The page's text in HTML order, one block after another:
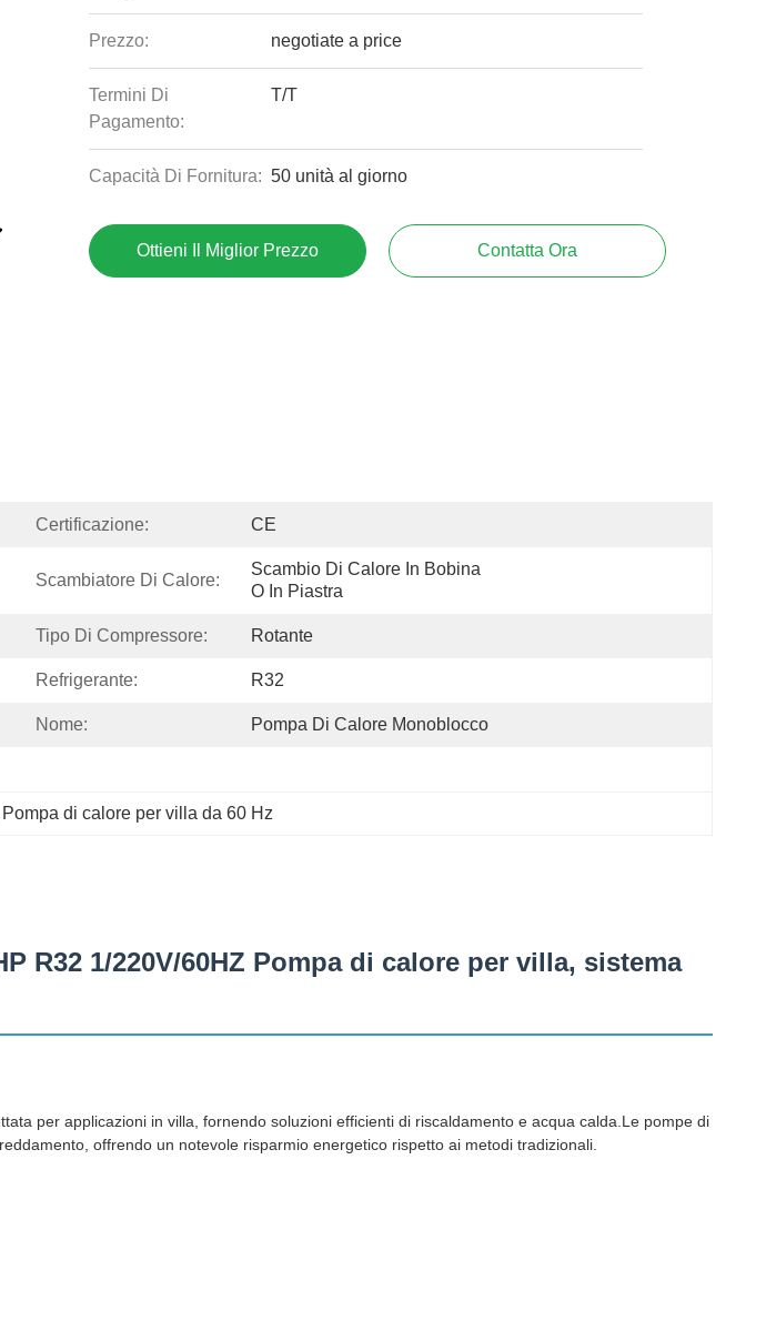
Prezzo: negotiate a price
Termini Di
Pagamento:
T/T
Capacità Di Fornitura: 50 unità al giorno
Ottieni Il Miglior Prezzo Contatta Ora
Certificazione: CE
Scambiatore Di Calore:
Scambio Di Calore In Bobina
O In Piastra
Tipo Di Compressore: Rotante
Refrigerante: R32
Nome: Pompa Di Calore Monoblocco
Pompa di calore per villa da 60 Hz
R32 1/220V/60HZ Pompa di calore per villa, sistema
per applicazioni in villa, fornendo soluzioni efficienti di riscaldamento e acqua calda.Le pompe di
offrendo un notevole risparmio energetico rispetto ai metodi tradizionali.